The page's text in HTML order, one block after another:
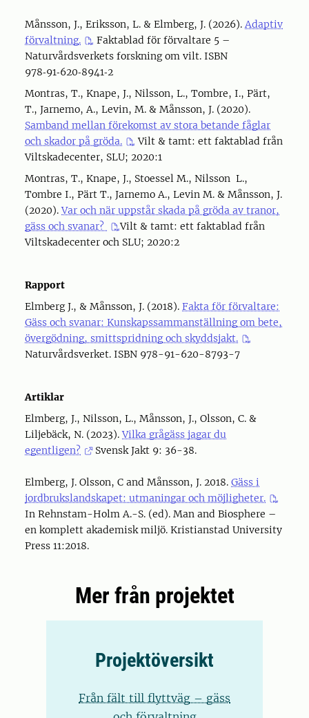
Månsson, J., Eriksson, L. & Elmberg, J. (2026). Adaptiv
förvaltning.
Faktablad för förvaltare 5 –
Naturvårdsverkets forskning om vilt. ISBN
978‑91‑620‑8941‑2
Montras, T., Knape, J., Nilsson, L., Tombre, I., Pärt,
T., Jarnemo, A., Levin, M. & Månsson, J. (2020).
Samband mellan förekomst av stora betande fåglar
och skador på gröda.
Vilt & tamt: ett faktablad från
Viltskadecenter, SLU; 2020:1
Montras, T., Knape, J., Stoessel M., Nilsson L.,
Tombre I., Pärt T., Jarnemo A., Levin M. & Månsson, J.
(2020).Var och när uppstår skada på gröda av tranor,
gäss och svanar?
Vilt & tamt: ett faktablad från
Viltskadecenter och SLU; 2020:2
Rapport
Elmberg J., & Månsson, J. (2018). Fakta för förvaltare:
Gäss och svanar: Kunskapssammanställning om bete,
övergödning, smittspridning och skyddsjakt.
Naturvårdsverket. ISBN 978-91-620-8793-7
Artiklar
Elmberg, J., Nilsson, L., Månsson, J., Olsson, C. &
Liljebäck, N. (2023).Vilka grågäss jagar du
egentligen?
Svensk Jakt 9: 36-38.
Elmberg, J. Olsson, C and Månsson, J. 2018. Gäss i
jordbrukslandskapet: utmaningar och möjligheter.
In Rehnstam-Holm A.-S. (ed). Man and Biosphere –
en komplett akademisk miljö. Kristianstad University
Press 11:2018.
Mer från projektet
Projektöversikt
Från fält till flyttväg – gäss